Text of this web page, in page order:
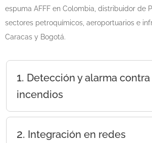
espuma AFFF en Colombia, distribuidor de
sectores petroquímicos, aeroportuarios e
Caracas y Bogotá.
1. Detección y alarma contra
incendios
Las soluciones Perimeter permiten
implementar:
2. Integración en redes